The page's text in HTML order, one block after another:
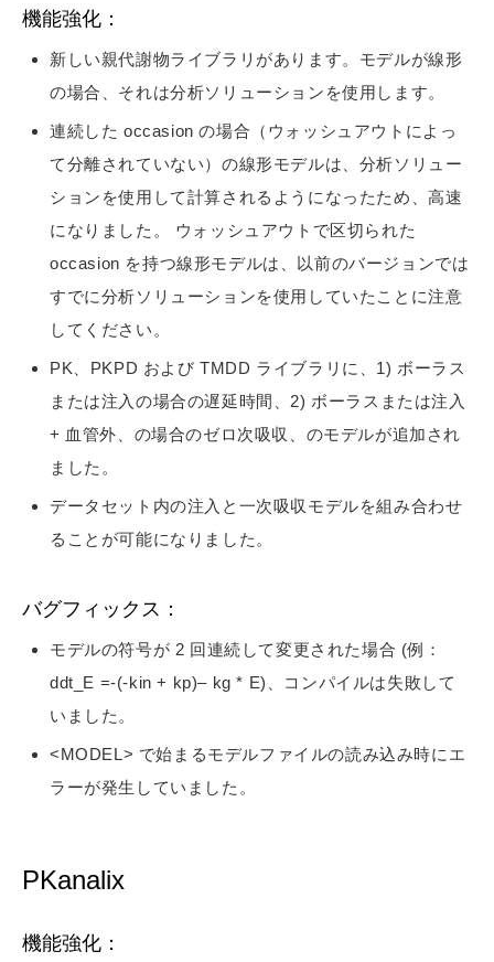
機能強化：
新しい親代謝物ライブラリがあります。モデルが線形
の場合、それは分析ソリューションを使用します。
連続した occasion の場合（ウォッシュアウトによっ
て分離されていない）の線形モデルは、分析ソリュー
ションを使用して計算されるようになったため、高速
になりました。 ウォッシュアウトで区切られた
occasion を持つ線形モデルは、以前のバージョンでは
すでに分析ソリューションを使用していたことに注意
してください。
PK、PKPD および TMDD ライブラリに、1) ボーラス
または注入の場合の遅延時間、2) ボーラスまたは注入
+ 血管外、の場合のゼロ次吸収、のモデルが追加され
ました。
データセット内の注入と一次吸収モデルを組み合わせ
ることが可能になりました。
バグフィックス：
モデルの符号が 2 回連続して変更された場合 (例：
ddt_E =-(-kin + kp)– kg * E)、コンパイルは失敗して
いました。
<MODEL> で始まるモデルファイルの読み込み時にエ
ラーが発生していました。
PKanalix
機能強化：